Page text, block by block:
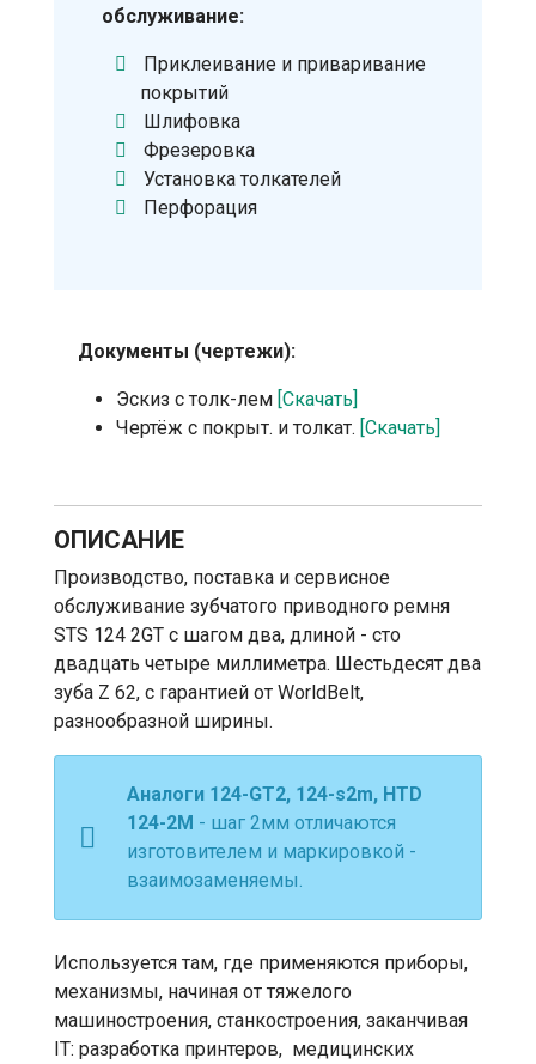
обслуживание:
Приклеивание и приваривание
покрытий
Шлифовка
Фрезеровка
Установка толкателей
Перфорация
Документы (чертежи):
Эскиз с толк-лем [Скачать]
Чертёж с покрыт. и толкат. [Скачать]
ОПИСАНИЕ
Производство, поставка и сервисное
обслуживание зубчатого приводного ремня
STS 124 2GT с шагом два, длиной - сто
двадцать четыре миллиметра. Шестьдесят два
зуба Z 62, с гарантией от WorldBelt,
разнообразной ширины.
Аналоги 124-GT2, 124-s2m, HTD
124-2М - шаг 2мм отличаются
изготовителем и маркировкой -
взаимозаменяемы.
Используется там, где применяются приборы,
механизмы, начиная от тяжелого
машиностроения, станкостроения, заканчивая
IT: разработка принтеров, медицинских